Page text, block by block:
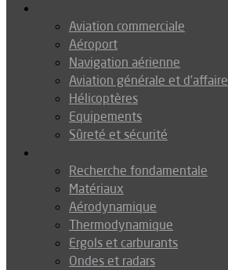
Aviation commerciale
Aéroport
Navigation aérienne
Aviation générale et d’affaire
Hélicoptères
Equipements
Sûreté et sécurité
Recherche fondamentale
Matériaux
Aérodynamique
Thermodynamique
Ergols et carburants
Ondes et radars